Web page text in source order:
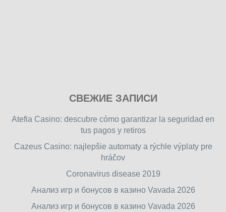
free
games
games.
СВЕЖИЕ ЗАПИСИ
Atefia Casino: descubre cómo garantizar la seguridad en
tus pagos y retiros
Cazeus Casino: najlepšie automaty a rýchle výplaty pre
hráčov
Coronavirus disease 2019
Анализ игр и бонусов в казино Vavada 2026
Анализ игр и бонусов в казино Vavada 2026